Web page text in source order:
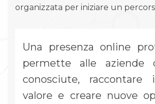
organizzata per iniziare un
Una presenza online
permette alle aziende
conosciute, raccontare
valore e creare nuove